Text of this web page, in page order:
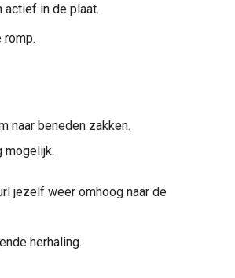
actief in de plaat.
romp.
naar beneden zakken.
mogelijk.
jezelf weer omhoog naar de
herhaling.